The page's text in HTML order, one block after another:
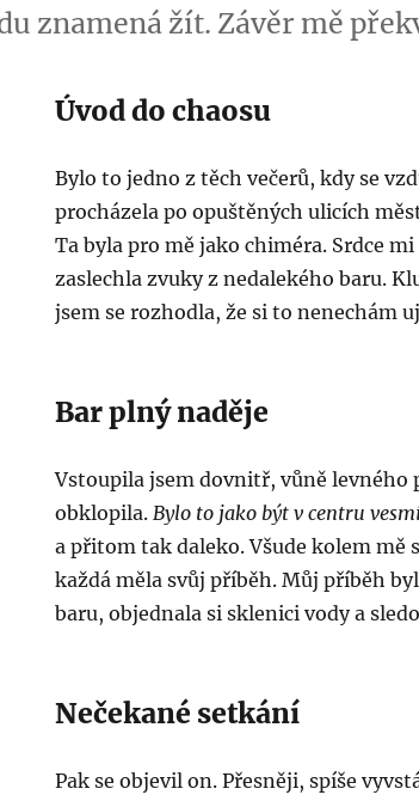
znamená žít. Závěr mě
Úvod do chaosu
Bylo to jedno z těch večerů, kdy se
procházela po opuštěných ulicích
Ta byla pro mě jako chiméra. Srdce
zaslechla zvuky z nedalekého baru.
jsem se rozhodla, že si to nenechám
Bar plný naděje
Vstoupila jsem dovnitř, vůně levného
obklopila.Bylo to jako být v centru
a přitom tak daleko. Všude kolem
každá měla svůj příběh. Můj příběh
baru, objednala si sklenici vody a
Nečekané setkání
Pak se objevil on. Přesněji, spíše